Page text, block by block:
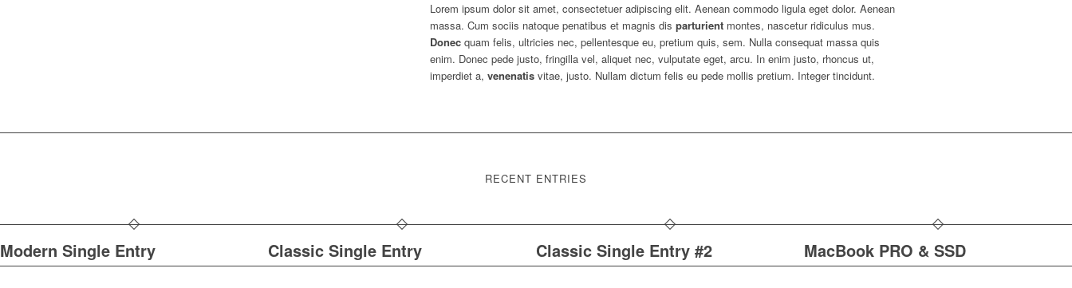
Lorem ipsum dolor sit amet, consectetuer adipiscing elit. Aenean commodo ligula eget dolor. Aenean
massa. Cum sociis natoque penatibus et magnis dis parturientmontes, nascetur ridiculus mus.
Donecquam felis, ultricies nec, pellentesque eu, pretium quis, sem. Nulla consequat massa quis
enim. Donec pede justo, fringilla vel, aliquet nec, vulputate eget, arcu. In enim justo, rhoncus ut,
imperdiet a, venenatisvitae, justo. Nullam dictum felis eu pede mollis pretium. Integer tincidunt.
RECENT ENTRIES
Modern Single Entry Classic Single Entry Classic Single Entry #2 MacBook PRO & SSD